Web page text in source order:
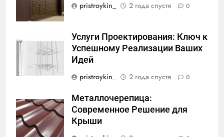
pristroykin_
2 года спустя 0
Услуги Проектирования: Ключ к
Успешному Реализации Ваших
Идей
pristroykin_
2 года спустя 0
Металлочерепица:
Современное Решение для
Крыши